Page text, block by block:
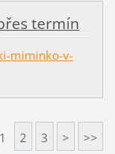
termín
miminko-v-
1 2 3 > >>